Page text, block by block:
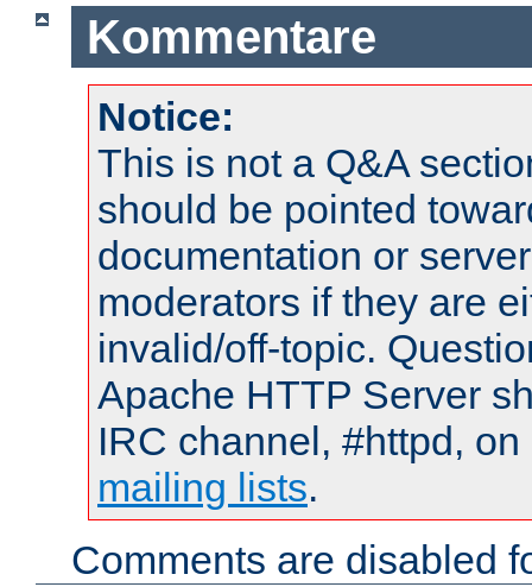
Kommentare
Notice:
This is not a Q&A
should be pointed
documentation or
moderators if they are
invalid/off-topic.
Apache HTTP Server
IRC channel, #httpd,
mailing lists.
Comments are disabled